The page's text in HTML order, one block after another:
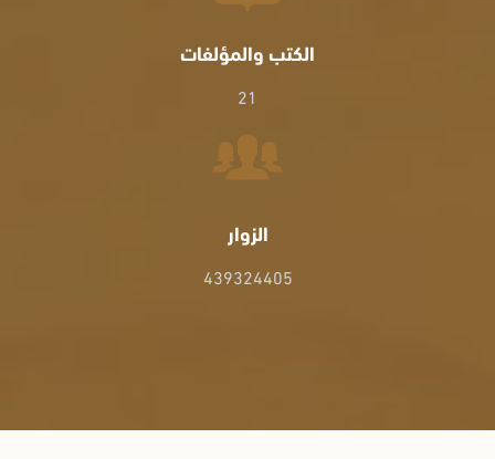
الكتب والمؤلفات
21
الزوار
439324405